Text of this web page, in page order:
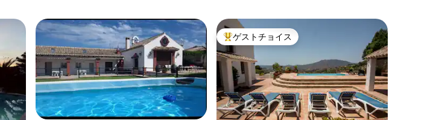
大好評のゲストチョイスです。
ゲストチョイス